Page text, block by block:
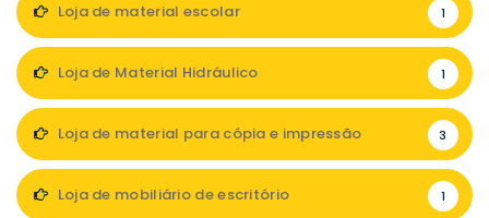
Loja de material escolar 1
Loja de Material Hidráulico 1
Loja de material para cópia e impressão 3
Loja de mobiliário de escritório 1